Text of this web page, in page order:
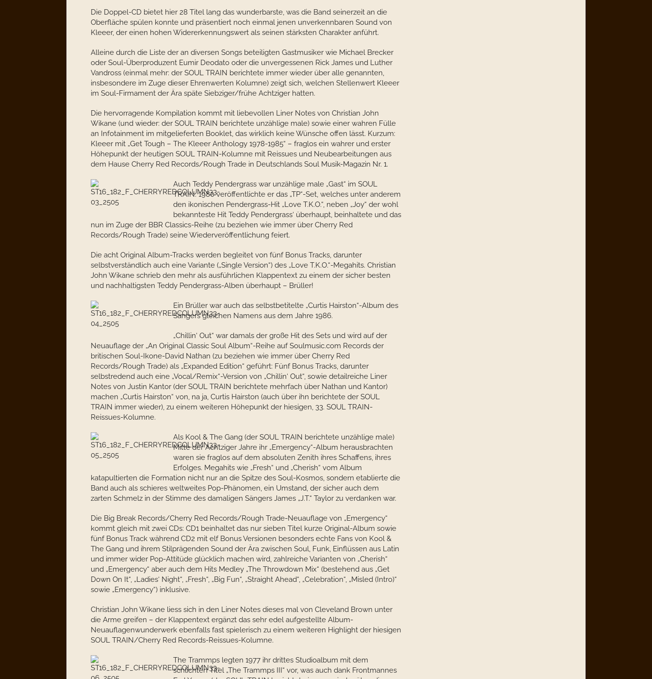
Die Doppel-CD bietet hier 28 Titel lang das wunderbarste, was die Band seinerzeit an die
Oberfläche spülen konnte und präsentiert noch einmal jenen unverkennbaren Sound von
Kleeer, der einen hohen Widererkennungswert als seinen stärksten Charakter anführt.
Alleine durch die Liste der an diversen Songs beteiligten Gastmusiker wie Michael Brecker
oder Soul-Überproduzent Eumir Deodato oder die unvergessenen Rick James und Luther
Vandross (einmal mehr: der SOUL TRAIN berichtete immer wieder über alle genannten,
insbesondere im Zuge dieser Ehrenwerten Kolumne) zeigt sich, welchen Stellenwert Kleeer
im Soul-Firmament der Ära späte Siebziger/frühe Achtziger hatten.
Die hervorragende Kompilation kommt mit liebevollen Liner Notes von Christian John
Wikane (und wieder: der SOUL TRAIN berichtete unzählige male) sowie einer wahren Fülle
an Infotainment im mitgelieferten Booklet, das wirklich keine Wünsche offen lässt. Kurzum:
Kleeer mit „Get Tough – The Kleeer Anthology 1978-1985“ – fraglos ein wahrer und erster
Höhepunkt der heutigen SOUL TRAIN-Kolumne mit Reissues und Neubearbeitungen aus
dem Hause Cherry Red Records/Rough Trade in Deutschlands Soul Musik-Magazin Nr. 1.
Auch Teddy Pendergrass war unzählige male „Gast“ im SOUL
TRAIN. 1980 veröffentlichte er das „TP“-Set, welches unter anderem
den ikonischen Pendergrass-Hit „Love T.K.O.“, neben „Joy“ der wohl
bekannteste Hit Teddy Pendergrass‘ überhaupt, beinhaltete und das
nun im Zuge der BBR Classics-Reihe (zu beziehen wie immer über Cherry Red
Records/Rough Trade) seine Wiederveröffentlichung feiert.
Die acht Original Album-Tracks werden begleitet von fünf Bonus Tracks, darunter
selbstverständlich auch eine Variante („Single Version“) des „Love T.K.O.“-Megahits. Christian
John Wikane schrieb den mehr als ausführlichen Klappentext zu einem der sicher besten
und nachhaltigsten Teddy Pendergrass-Alben überhaupt – Brüller!
Ein Brüller war auch das selbstbetitelte „Curtis Hairston“-Album des
Sängers gleichen Namens aus dem Jahre 1986.
„Chillin‘ Out“ war damals der große Hit des Sets und wird auf der
Neuauflage der „An Original Classic Soul Album“-Reihe auf Soulmusic.com Records der
britischen Soul-Ikone-David Nathan (zu beziehen wie immer über Cherry Red
Records/Rough Trade) als „Expanded Edition“ geführt: Fünf Bonus Tracks, darunter
selbstredend auch eine „Vocal/Remix“-Version von „Chillin‘ Out“, sowie detailreiche Liner
Notes von Justin Kantor (der SOUL TRAIN berichtete mehrfach über Nathan und Kantor)
machen „Curtis Hairston“ von, na ja, Curtis Hairston (auch über ihn berichtete der SOUL
TRAIN immer wieder), zu einem weiteren Höhepunkt der hiesigen, 33. SOUL TRAIN-
Reissues-Kolumne.
Als Kool & The Gang (der SOUL TRAIN berichtete unzählige male)
Mitte der Achtziger Jahre ihr „Emergency“-Album herausbrachten
waren sie fraglos auf dem absoluten Zenith ihres Schaffens, ihres
Erfolges. Megahits wie „Fresh“ und „Cherish“ vom Album
katapultierten die Formation nicht nur an die Spitze des Soul-Kosmos, sondern etablierte die
Band auch als schieres weltweites Pop-Phänomen, ein Umstand, der sicher auch dem
zarten Schmelz in der Stimme des damaligen Sängers James „J.T.“ Taylor zu verdanken war.
Die Big Break Records/Cherry Red Records/Rough Trade-Neuauflage von „Emergency“
kommt gleich mit zwei CDs: CD1 beinhaltet das nur sieben Titel kurze Original-Album sowie
fünf Bonus Track während CD2 mit elf Bonus Versionen besonders echte Fans von Kool &
The Gang und ihrem Stilprägenden Sound der Ära zwischen Soul, Funk, Einflüssen aus Latin
und immer wider Pop-Attitüde glücklich machen wird, zahlreiche Varianten von „Cherish“
und „Emergency“ aber auch dem Hits Medley „The Throwdown Mix“ (bestehend aus „Get
Down On It“, „Ladies‘ Night“, „Fresh“, „Big Fun“, „Straight Ahead“, „Celebration“, „Misled (Intro)“
sowie „Emergency“) inklusive.
Christian John Wikane liess sich in den Liner Notes dieses mal von Cleveland Brown unter
die Arme greifen – der Klappentext ergänzt das sehr edel aufgestellte Album-
Neuauflagenwunderwerk ebenfalls fast spielerisch zu einem weiteren Highlight der hiesigen
SOUL TRAIN/Cherry Red Records-Reissues-Kolumne.
The Trammps legten 1977 ihr drittes Studioalbum mit dem
schlichten Titel „The Trammps III“ vor, was auch dank Frontmannes